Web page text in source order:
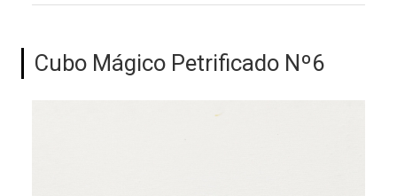
Cubo Mágico Petrificado Nº6